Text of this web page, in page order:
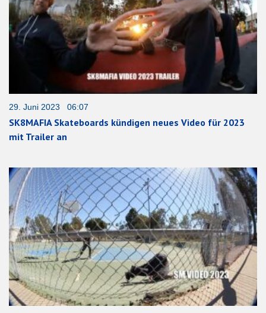
29. Juni 2023 06:07
SK8MAFIA Skateboards kündigen neues Video für 2023
mit Trailer an